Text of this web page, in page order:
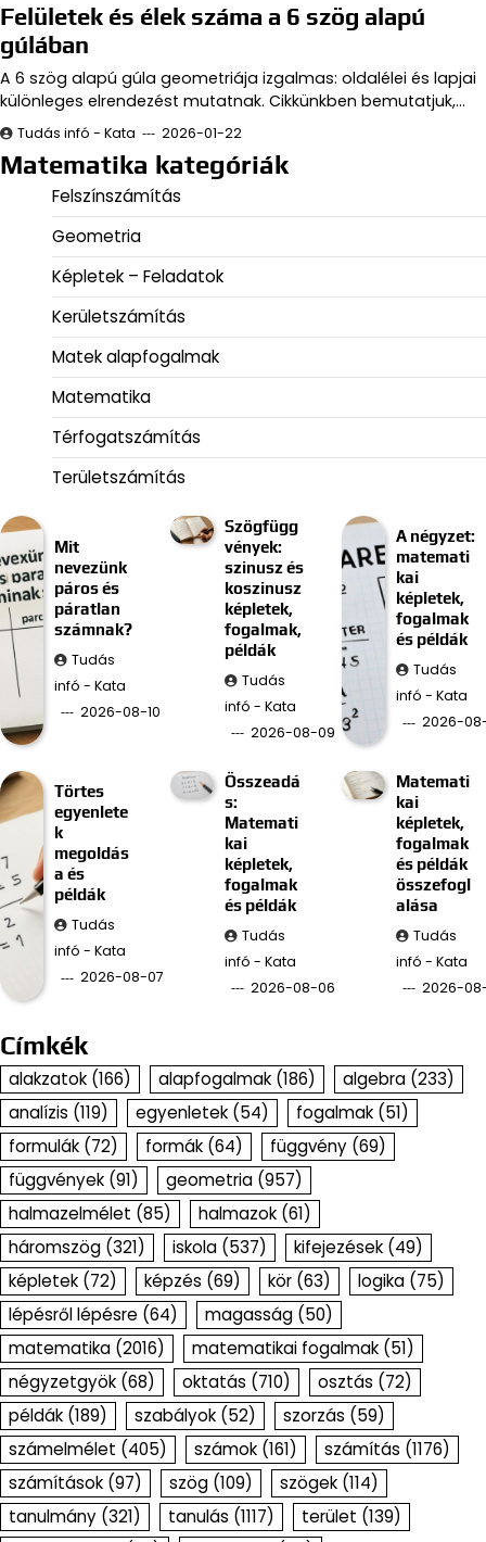
Felületek és élek száma a 6 szög alapú
gúlában
A 6 szög alapú gúla geometriája izgalmas: oldalélei és lapjai
különleges elrendezést mutatnak. Cikkünkben bemutatjuk,…
Tudás infó - Kata 2026-01-22
Matematika kategóriák
Felszínszámítás
Geometria
Képletek – Feladatok
Kerületszámítás
Matek alapfogalmak
Matematika
Térfogatszámítás
Területszámítás
Mit
nevezünk
páros és
páratlan
számnak?
Tudás
infó - Kata
2026-08-10
Szögfügg
vények:
szinusz és
koszinusz
képletek,
fogalmak,
példák
Tudás
infó - Kata
2026-08-09
A négyzet:
matemati
kai
képletek,
fogalmak
és példák
Tudás
infó - Kata
2026-
Törtes
egyenlete
k
megoldás
a és
példák
Tudás
infó - Kata
2026-08-07
Összeadá
s:
Matemati
kai
képletek,
fogalmak
és példák
Tudás
infó - Kata
2026-08-06
Matemati
kai
képletek,
fogalmak
és példák
összefogl
alása
Tudás
infó - Kata
2026-
Címkék
alakzatok (166) alapfogalmak (186) algebra (233)
analízis (119) egyenletek (54) fogalmak (51)
formulák (72) formák (64) függvény (69)
függvények (91) geometria (957)
halmazelmélet (85) halmazok (61)
háromszög (321) iskola (537) kifejezések (49)
képletek (72) képzés (69) kör (63) logika (75)
lépésről lépésre (64) magasság (50)
matematika (2016) matematikai fogalmak (51)
négyzetgyök (68) oktatás (710) osztás (72)
példák (189) szabályok (52) szorzás (59)
számelmélet (405) számok (161) számítás (1176)
számítások (97) szög (109) szögek (114)
tanulmány (321) tanulás (1117) terület (139)